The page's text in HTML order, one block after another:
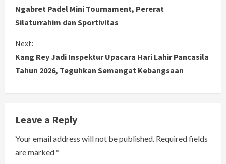
o
n
t
i
n
u
e
R
Ngabret Padel Mini Tournament, Pererat
Silaturrahim dan Sportivitas
Next:
Kang Rey Jadi Inspektur Upacara Hari Lahir Pancasila
Tahun 2026, Teguhkan Semangat Kebangsaan
Leave a Reply
Your email address will not be published. Required fields
are marked*